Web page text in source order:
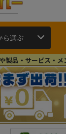
ら選ぶ
製品・サービス・